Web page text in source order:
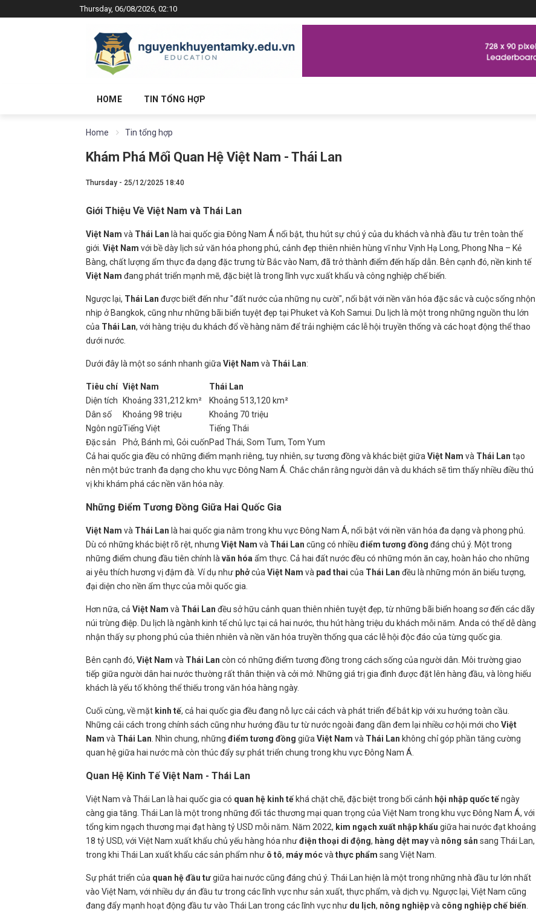
Thursday, 06/08/2026, 02:10
HOME TIN TỔNG HỢP
Home Tin tổng hợp
Khám Phá Mối Quan Hệ Việt Nam - Thái Lan
Thursday - 25/12/2025 18:40
Giới Thiệu Về Việt Nam và Thái Lan
Việt Nam và Thái Lan là hai quốc gia Đông Nam Á nổi bật, thu hút sự chú ý của du khách và nhà đầu tư trên toàn thế
giới. Việt Nam với bề dày lịch sử văn hóa phong phú, cảnh đẹp thiên nhiên hùng vĩ như Vịnh Hạ Long, Phong Nha – Kẻ
Bàng, chất lượng ẩm thực đa dạng đặc trưng từ Bắc vào Nam, đã trở thành điểm đến hấp dẫn. Bên cạnh đó, nền kinh tế
Việt Nam đang phát triển mạnh mẽ, đặc biệt là trong lĩnh vực xuất khẩu và công nghiệp chế biến.
Ngược lại, Thái Lan được biết đến như "đất nước của những nụ cười", nổi bật với nền văn hóa đặc sắc và cuộc sống nhộn
nhịp ở Bangkok, cũng như những bãi biển tuyệt đẹp tại Phuket và Koh Samui. Du lịch là một trong những nguồn thu lớn
của Thái Lan, với hàng triệu du khách đổ về hàng năm để trải nghiệm các lễ hội truyền thống và các hoạt động thể thao
dưới nước.
Dưới đây là một so sánh nhanh giữa Việt Nam và Thái Lan:
Tiêu chí Việt Nam
Thái Lan
Diện tích
Khoảng 331,212 km²
Khoảng 513,120 km²
Dân số
Khoảng 98 triệu
Khoảng 70 triệu
Ngôn ngữTiếng Việt
Tiếng Thái
Đặc sản
Phở, Bánh mì, Gỏi cuốnPad Thái, Som Tum, Tom Yum
Cả hai quốc gia đều có những điểm mạnh riêng, tuy nhiên, sự tương đồng và khác biệt giữa Việt Nam và Thái Lan tạo
nên một bức tranh đa dạng cho khu vực Đông Nam Á. Chắc chắn rằng người dân và du khách sẽ tìm thấy nhiều điều thú
vị khi khám phá các nền văn hóa này.
Những Điểm Tương Đồng Giữa Hai Quốc Gia
Việt Nam và Thái Lan là hai quốc gia nằm trong khu vực Đông Nam Á, nổi bật với nền văn hóa đa dạng và phong phú.
Dù có những khác biệt rõ rệt, nhưng Việt Nam và Thái Lan cũng có nhiều điểm tương đồng đáng chú ý. Một trong
những điểm chung đầu tiên chính là văn hóa ẩm thực. Cả hai đất nước đều có những món ăn cay, hoàn hảo cho những
ai yêu thích hương vị đậm đà. Ví dụ như phởcủa Việt Nam và pad thai của Thái Lan đều là những món ăn biểu tượng,
đại diện cho nền ẩm thực của mỗi quốc gia.
Hơn nữa, cả Việt Nam và Thái Lan đều sở hữu cảnh quan thiên nhiên tuyệt đẹp, từ những bãi biển hoang sơ đến các dãy
núi trùng điệp. Du lịch là ngành kinh tế chủ lực tại cả hai nước, thu hút hàng triệu du khách mỗi năm. Anda có thể dễ dàng
nhận thấy sự phong phú của thiên nhiên và nền văn hóa truyền thống qua các lễ hội độc đáo của từng quốc gia.
Bên cạnh đó, Việt Nam và Thái Lan còn có những điểm tương đồng trong cách sống của người dân. Môi trường giao
tiếp giữa người dân hai nước thường rất thân thiện và cởi mở. Những giá trị gia đình được đặt lên hàng đầu, và lòng hiếu
khách là yếu tố không thể thiếu trong văn hóa hàng ngày.
Cuối cùng, về mặt kinh tế, cả hai quốc gia đều đang nỗ lực cải cách và phát triển để bắt kịp với xu hướng toàn cầu.
Những cải cách trong chính sách cũng như hướng đầu tư từ nước ngoài đang dần đem lại nhiều cơ hội mới cho Việt
Nam và Thái Lan . Nhìn chung, những điểm tương đồng giữa Việt Nam và Thái Lan không chỉ góp phần tăng cường
quan hệ giữa hai nước mà còn thúc đẩy sự phát triển chung trong khu vực Đông Nam Á.
Quan Hệ Kinh Tế Việt Nam - Thái Lan
Việt Nam và Thái Lan là hai quốc gia có quan hệ kinh tế khá chặt chẽ, đặc biệt trong bối cảnh hội nhập quốc tếngày
càng gia tăng. Thái Lan là một trong những đối tác thương mại quan trọng của Việt Nam trong khu vực Đông Nam Á, với
tổng kim ngạch thương mại đạt hàng tỷ USD mỗi năm. Năm 2022, kim ngạch xuất nhập khẩu giữa hai nước đạt khoảng
18 tỷ USD, với Việt Nam xuất khẩu chủ yếu hàng hóa nhưđiện thoại di động, hàng dệt mayvà nông sản sang Thái Lan,
trong khi Thái Lan xuất khẩu các sản phẩm như ô tô, máy mócvà thực phẩm sang Việt Nam.
Sự phát triển của quan hệ đầu tưgiữa hai nước cũng đáng chú ý. Thái Lan hiện là một trong những nhà đầu tư lớn nhất
vào Việt Nam, với nhiều dự án đầu tư trong các lĩnh vực như sản xuất, thực phẩm, và dịch vụ. Ngược lại, Việt Nam cũng
đang đẩy mạnh hoạt động đầu tư vào Thái Lan trong các lĩnh vực như du lịch, nông nghiệpvà công nghiệp chế biến